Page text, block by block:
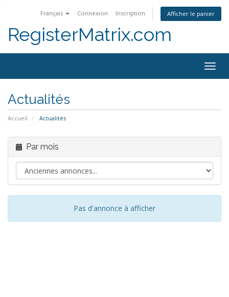
Français Connexion Inscription Afficher le panier
RegisterMatrix.com
Actualités
Accueil Actualités
Par mois
Pas d'annonce à afficher